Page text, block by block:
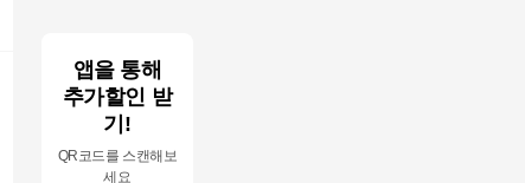
앱을 통해
추가할인 받
기!
QR코드를 스캔해보
세요